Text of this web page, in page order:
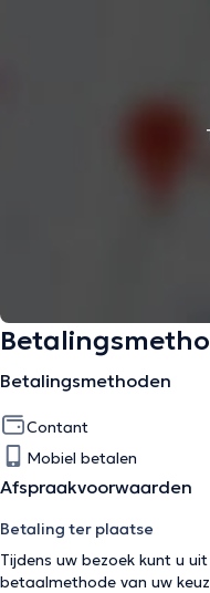
Betalingsmethoden
Contant
Mobiel betalen
Afspraakvoorwaarden
Betaling ter plaatse
Tijdens uw bezoek kunt u
betaalmethode van uw